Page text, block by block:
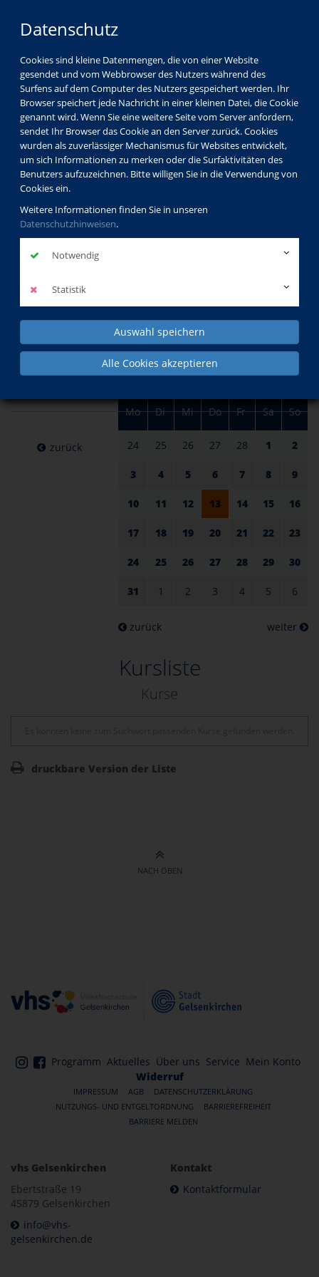
Datenschutz
Cookies sind kleine Datenmengen, die von einer Website
gesendet und vom Webbrowser des Nutzers während des
Surfens auf dem Computer des Nutzers gespeichert werden. Ihr
Browser speichert jede Nachricht in einer kleinen Datei, die Cookie
genannt wird. Wenn Sie eine weitere Seite vom Server anfordern,
sendet Ihr Browser das Cookie an den Server zurück. Cookies
wurden als zuverlässiger Mechanismus für Websites entwickelt,
um sich Informationen zu merken oder die Surfaktivitäten des
Benutzers aufzuzeichnen. Bitte willigen Sie in die Verwendung von
Cookies ein.
Weitere Informationen finden Sie in unseren
Datenschutzhinweisen.
Notwendig
Statistik
Auswahl speichern
Alle Cookies akzeptieren
LOGIN MENÜ
im März
Mo Di Mi Do Fr Sa So
24 25 26 27 28 1 2
3 4 5 6 7 8 9
10 11 12 13 14 15 16
17 18 19 20 21 22 23
24 25 26 27 28 29 30
31 1 2 3 4 5 6
zurück weiter
am 13.
2025
zurück
Kursliste
Kurse
druckbare Version der Liste
NACH OBEN
Programm Aktuelles Über uns Service Mein Konto
Widerruf
IMPRESSUM AGB
DATENSCHUTZERKLÄRUNG
NUTZUNGS- UND ENTGELTORDNUNG
BARRIEREFREIHEIT
BARRIERE MELDEN
vhs Gelsenkirchen
Ebertstraße 19
45879 Gelsenkirchen
info@vhs-
gelsenkirchen.de
Kontakt
Kontaktformular